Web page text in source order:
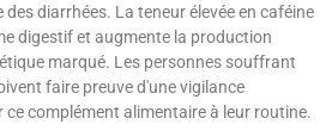
diarrhées. La teneur élevée en caféine
digestif et augmente la production
marqué. Les personnes souffrant
faire preuve d'une vigilance
complément alimentaire à leur routine.